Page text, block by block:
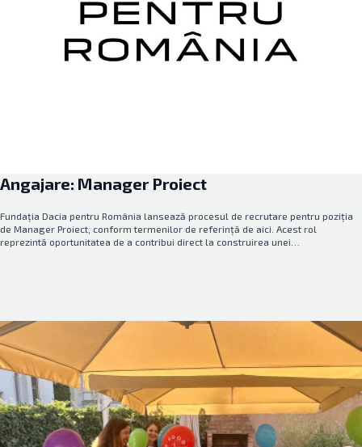
Angajare: Manager Proiect
Fundația Dacia pentru România lansează procesul de recrutare pentru poziția
de Manager Proiect, conform termenilor de referință de aici. Acest rol
reprezintă oportunitatea de a contribui direct la construirea unei…